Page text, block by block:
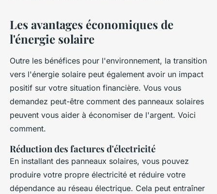
Les avantages économiques de
l'énergie solaire
Outre les bénéfices pour l'environnement, la transition
vers l'énergie solaire peut également avoir un impact
positif sur votre situation financière. Vous vous
demandez peut-être comment des panneaux solaires
peuvent vous aider à économiser de l'argent. Voici
comment.
Réduction des factures d'électricité
En installant des panneaux solaires, vous pouvez
produire votre propre électricité et réduire votre
dépendance au réseau électrique. Cela peut entraîner